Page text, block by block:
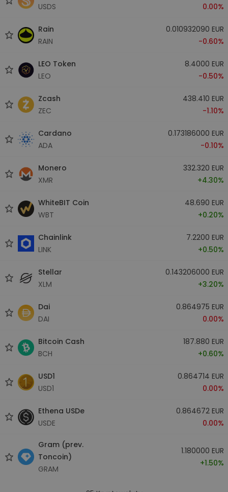
USDS
0.00%
Rain
RAIN
0.010932090 EUR
-0.60%
LEO Token
LEO
8.4000 EUR
-0.50%
Zcash
ZEC
438.410 EUR
-1.10%
Cardano
ADA
0.173186000 EUR
-0.10%
Monero
XMR
332.320 EUR
+4.30%
WhiteBIT Coin
WBT
48.690 EUR
+0.20%
Chainlink
LINK
7.2200 EUR
+0.50%
Stellar
XLM
0.143206000 EUR
+3.20%
Dai
DAI
0.864975 EUR
0.00%
Bitcoin Cash
BCH
187.880 EUR
+0.60%
USD1
USD1
0.864714 EUR
0.00%
Ethena USDe
USDE
0.864672 EUR
0.00%
Gram (prev.
Toncoin)
GRAM
1.180000 EUR
+1.50%